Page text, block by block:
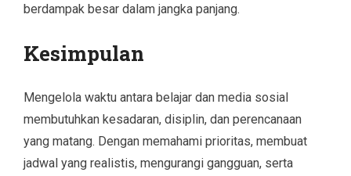
berdampak besar dalam jangka panjang.
Kesimpulan
Mengelola waktu antara belajar dan media sosial
membutuhkan kesadaran, disiplin, dan perencanaan
yang matang. Dengan memahami prioritas, membuat
jadwal yang realistis, mengurangi gangguan, serta